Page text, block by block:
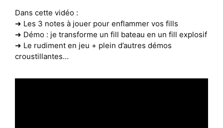
Dans cette vidéo :
➜ Les 3 notes à jouer pour enflammer vos fills
➜ Démo : je transforme un fill bateau en un fill explosif
➜ Le rudiment en jeu + plein d’autres démos
croustillantes…